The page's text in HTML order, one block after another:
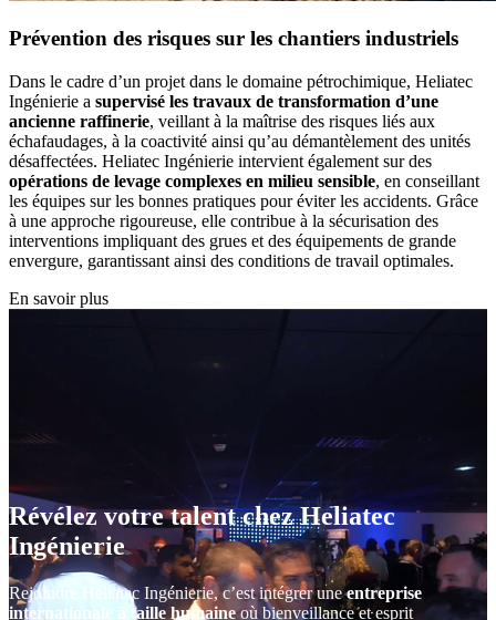
Prévention des risques sur les chantiers industriels
Dans le cadre d’un projet dans le domaine pétrochimique, Heliatec
Ingénierie a supervisé les travaux de transformation d’une
ancienne raffinerie, veillant à la maîtrise des risques liés aux
échafaudages, à la coactivité ainsi qu’au démantèlement des unités
désaffectées. Heliatec Ingénierie intervient également sur des
opérations de levage complexes en milieu sensible, en conseillant
les équipes sur les bonnes pratiques pour éviter les accidents. Grâce
à une approche rigoureuse, elle contribue à la sécurisation des
interventions impliquant des grues et des équipements de grande
envergure, garantissant ainsi des conditions de travail optimales.
En savoir plus
Révélez votre talent chez Heliatec
Ingénierie
Rejoindre Heliatec Ingénierie, c’est intégrer uneentreprise
internationale à taille humaineoù bienveillance et esprit